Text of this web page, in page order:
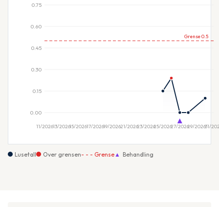
Lusetall Over grensen- - - Grense ▲ Behandling